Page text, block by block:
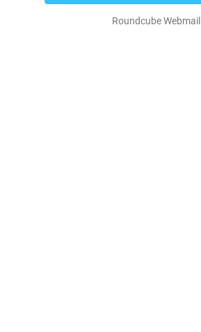
Roundcube Webmail